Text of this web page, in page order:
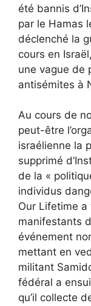
été bannis
par le Hamas
déclenché la
cours en
une vague de
antisémites à
Au cours de
peut-être
israélienne la
supprimé
de la «
individus
Our Lifetime
manifestants
événement
mettant en
militant
fédéral a
qu’il collecte